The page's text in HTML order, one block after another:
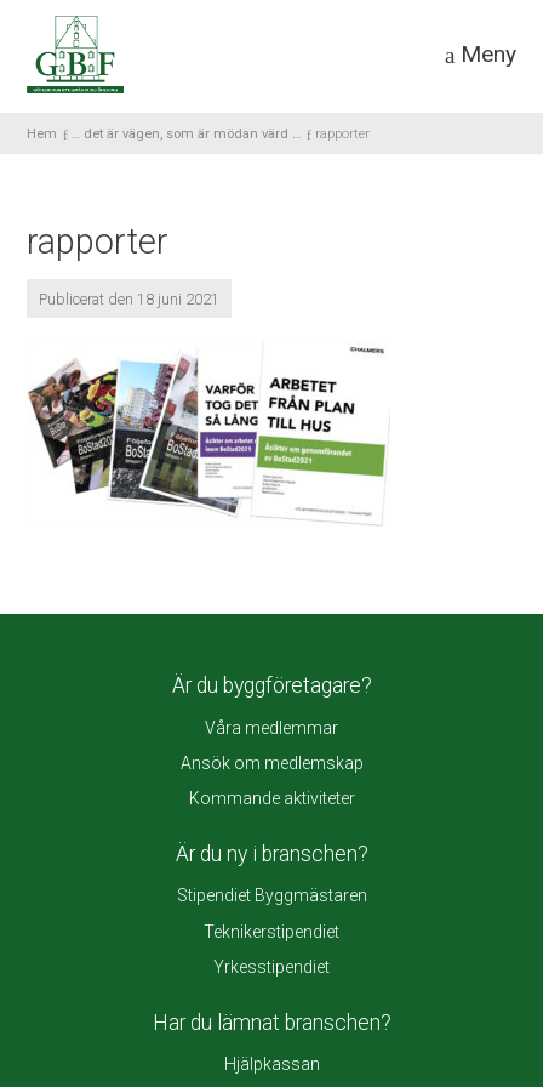
Meny
Hem … det är vägen, som är mödan värd … rapporter
rapporter
Publicerat den 18 juni 2021
Är du byggföretagare?
Våra medlemmar
Ansök om medlemskap
Kommande aktiviteter
Är du ny i branschen?
Stipendiet Byggmästaren
Teknikerstipendiet
Yrkesstipendiet
Har du lämnat branschen?
Hjälpkassan